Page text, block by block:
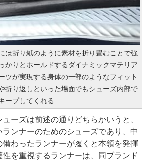
は折り紙のように素材を折り畳むことで強
かりとホールドするダイナミックマテリア
ツが実現する身体の一部のようなフィット
折り返しといった場面でもシューズ内部で
ープしてくれる
ーズは前述の通りどちらかいうと、
ランナーのためのシューズであり、中
備わったランナーが履くと本領を発揮
を重視するランナーは、同ブランド